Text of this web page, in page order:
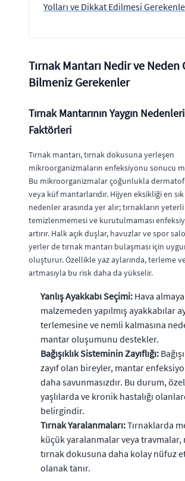
Yolları ve Dikkat Edilmesi
Tırnak Mantarı Nedir ve Neden
Bilmeniz Gerekenler
Tırnak Mantarının Yaygın
Faktörleri
Tırnak mantarı, tırnak dokusuna yerleşen
mikroorganizmaların enfeksiyonu sonucu
Bu mikroorganizmalar çoğunlukla
veya küf mantarlarıdır. Hijyen eksikliği en
nedenler arasında yer alır; tırnakların yeterli
temizlenmemesi ve kurutulmaması
artırır. Halk açık duşlar, havuzlar ve spor
yerler de tırnak mantarı bulaşması için
oluşturur. Özellikle yaz aylarında, terleme
artmasıyla bu risk daha da yükselir.
Yanlış Ayakkabı Seçimi: Hava
malzemeden yapılmış ayakkabılar
terlemesine ve nemli kalmasına
mantar oluşumunu destekler.
Bağışıklık Sisteminin Zayıflığı:
zayıf olan bireyler, mantar
daha savunmasızdır. Bu durum,
yaşlılarda ve kronik hastalığı
belirgindir.
Tırnak Yaralanmaları:Tırnaklarda
küçük yaralanmalar veya travmalar,
tırnak dokusuna daha kolay nüfuz
olanak tanır.